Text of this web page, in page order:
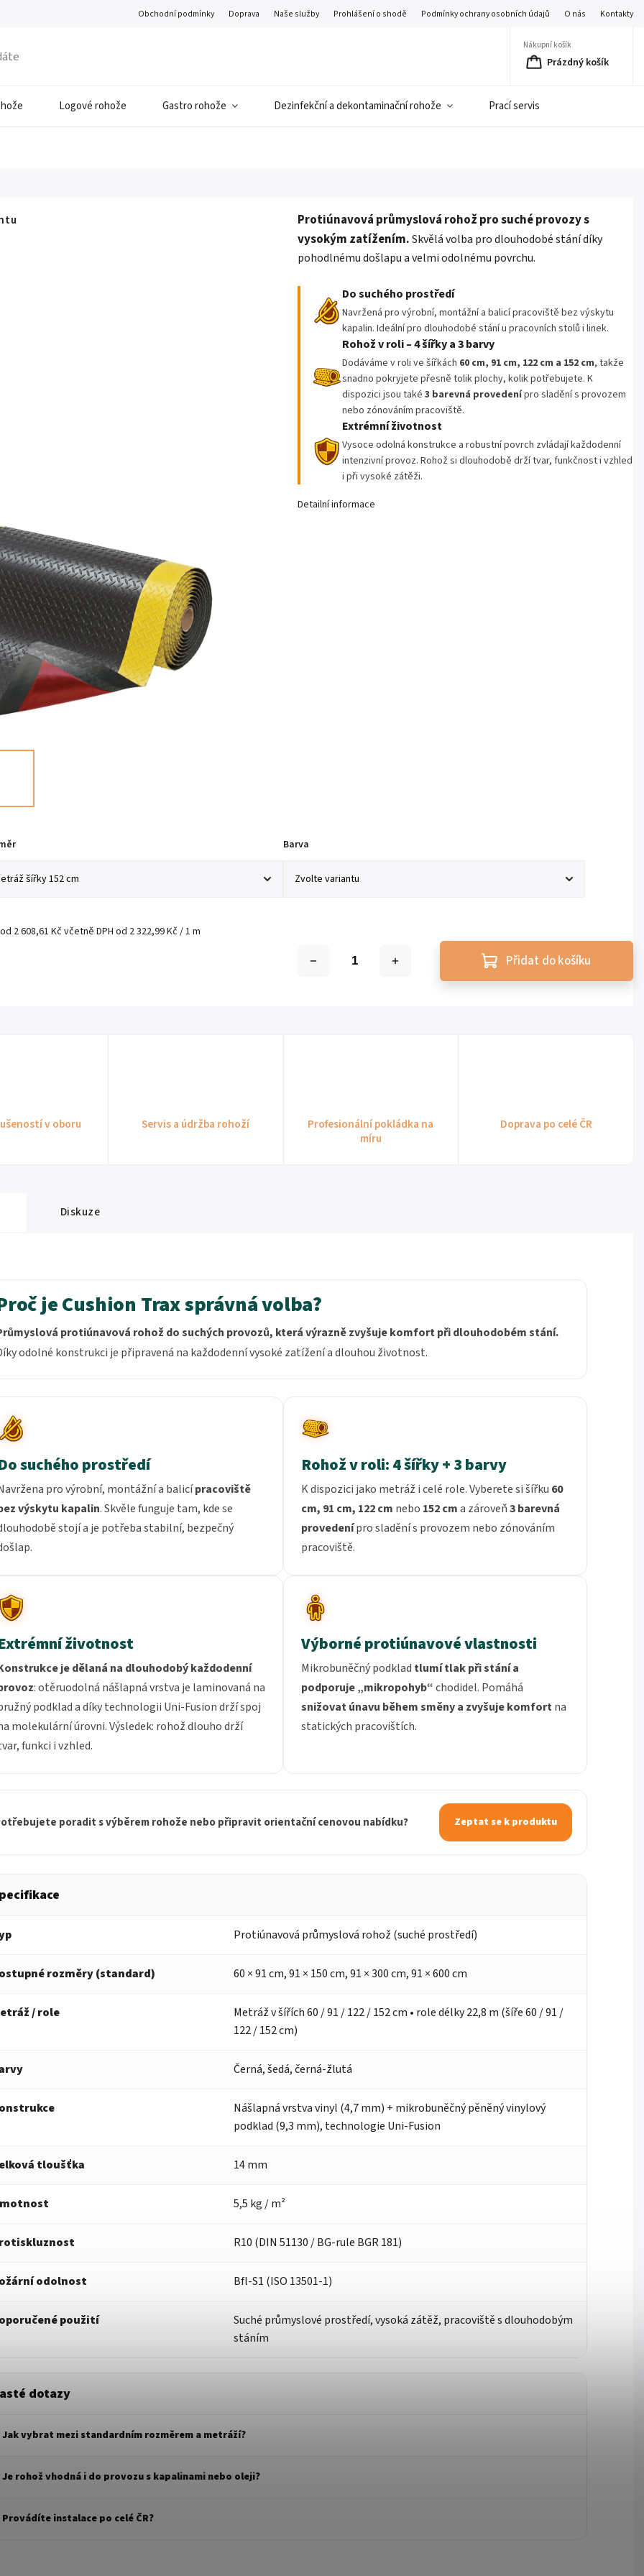
Obchodní podmínky Doprava Naše služby Prohlášení o shodě Podmínky ochrany osobních údajů O nás Kontakty
Nákupní košík
Prázdný košík
Logové rohože Gastro rohože Dezinfekční a dekontaminační rohože Prací servis
od 2 608,61 Kčvčetně DPH od 2 322,99 Kč / 1 m
Barva
Přidat do košíku
Protiúnavová průmyslová rohož pro suché provozy s
vysokým zatížením.Skvělá volba pro dlouhodobé stání díky
pohodlnému došlapu a velmi odolnému povrchu.
Do suchého prostředí
Navržená pro výrobní, montážní a balicí pracoviště bez výskytu
kapalin. Ideální pro dlouhodobé stání u pracovních stolů i linek.
Rohož v roli – 4 šířky a 3 barvy
Dodáváme v roli ve šířkách 60 cm, 91 cm, 122 cm a 152 cm, takže
snadno pokryjete přesně tolik plochy, kolik potřebujete. K
dispozici jsou také 3 barevná provedenípro sladění s provozem
nebo zónováním pracoviště.
Extrémní životnost
Vysoce odolná konstrukce a robustní povrch zvládají každodenní
intenzivní provoz. Rohož si dlouhodobě drží tvar, funkčnost i vzhled
i při vysoké zátěži.
Detailní informace
v oboru Servis a údržba rohoží
Profesionální pokládka na
míru
Doprava po celé ČR
Diskuze
je Cushion Trax správná volba?
protiúnavová rohož do suchých provozů, která výrazně zvyšuje komfort při dlouhodobém stání.
odolné konstrukci je připravená na každodenní vysoké zatížení a dlouhou životnost.
suchého prostředí
pro výrobní, montážní a balicípracoviště
výskytu kapalin. Skvěle funguje tam, kde se
stojí a je potřeba stabilní, bezpečný
Rohož v roli: 4 šířky + 3 barvy
K dispozici jako metráž i celé role. Vyberete si šířku 60
cm, 91 cm, 122 cm nebo 152 cma zároveň3 barevná
provedenípro sladění s provozem nebo zónováním
pracoviště.
životnost
je dělaná na dlouhodobý každodenní
: otěruodolná nášlapná vrstva je laminovaná na
podklad a díky technologii Uni-Fusion drží spoj
molekulární úrovni. Výsledek: rohož dlouho drží
funkci i vzhled.
Výborné protiúnavové vlastnosti
Mikrobuněčný podklad tlumí tlak při stání a
podporuje „mikropohyb“chodidel. Pomáhá
snižovat únavu během směny a zvyšuje komfortna
statických pracovištích.
poradit s výběrem rohože nebo připravit orientační cenovou nabídku? Zeptat se k produktu
Protiúnavová průmyslová rohož (suché prostředí)
rozměry (standard) 60 × 91 cm, 91 × 150 cm, 91 × 300 cm, 91 × 600 cm
/ role
Metráž v šířích 60 / 91 / 122 / 152 cm • role délky 22,8 m (šíře 60 / 91 /
122 / 152 cm)
Černá, šedá, černá-žlutá
Nášlapná vrstva vinyl (4,7 mm) + mikrobuněčný pěněný vinylový
podklad (9,3 mm), technologie Uni-Fusion
tloušťka 14 mm
5,5 kg / m²
R10 (DIN 51130 / BG-rule BGR 181)
odolnost Bfl-S1 (ISO 13501-1)
použití
Suché průmyslové prostředí, vysoká zátěž, pracoviště s dlouhodobým
stáním
dotazy
Jak vybrat mezi standardním rozměrem a metráží?
Je rohož vhodná i do provozu s kapalinami nebo oleji?
Provádíte instalace po celé ČR?